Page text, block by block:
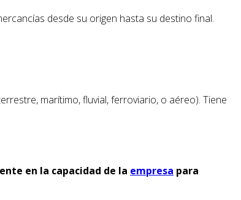
desde su origen hasta su destino final.
marítimo, fluvial, ferroviario, o aéreo). Tiene
en la capacidad de la empresa para